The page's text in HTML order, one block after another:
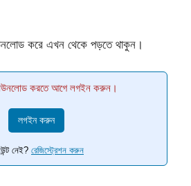
করে এখন থেকে পড়তে থাকুন।
করতে আগে লগইন করুন।
লগইন করুন
নেই? রেজিস্ট্রেশন করুন